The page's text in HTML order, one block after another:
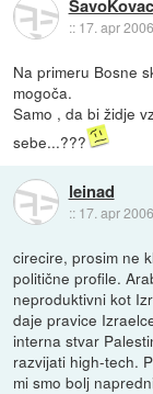
SavoKovac
:: 17. apr
Na primeru Bosne
mogoča.
Samo , da bi židje
sebe...???
leinad
:: 17. apr
cirecire, prosim ne
politične profile.
neproduktivni kot
daje pravice
interna stvar
razvijati high-tech.
mi smo bolj